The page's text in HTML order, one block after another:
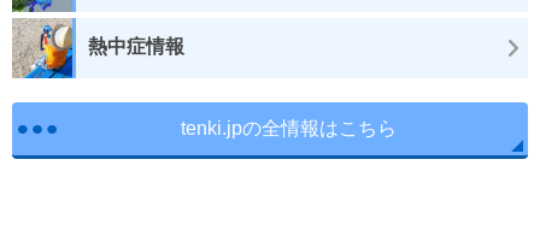
熱中症情報
tenki.jpの全情報はこちら